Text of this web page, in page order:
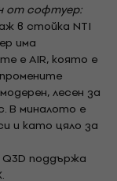
от софтуер:
в стойка NTI
има
е AIR, която е
лесен за
В миналото е
и като цяло за
поддържа